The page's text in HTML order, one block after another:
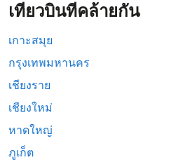
เที่ยวบินที่คล้ายกัน
เกาะสมุย
กรุงเทพมหานคร
เชียงราย
เชียงใหม่
หาดใหญ่
ภูเก็ต